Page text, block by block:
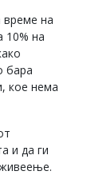
на
10% на
бара
кое нема
и да ги